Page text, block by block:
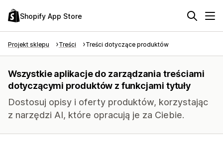
Shopify App Store
Projekt sklepu Treści Treści dotyczące produktów
Wszystkie aplikacje do zarządzania treściami
dotyczącymi produktów z funkcjami tytuły
Dostosuj opisy i oferty produktów, korzystając
z narzędzi AI, które opracują je za Ciebie.